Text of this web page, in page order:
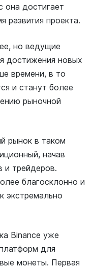
она достигает
развития проекта.
но ведущие
достижения новых
времени, в то
и станут более
рыночной
рынок в таком
начав
и трейдеров.
благосклонно и
экстремально
Binance уже
для
монеты. Первая